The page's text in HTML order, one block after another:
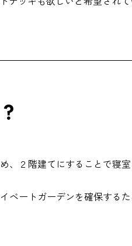
２階建てにすることで寝
ートガーデンを確保する